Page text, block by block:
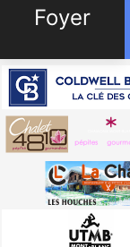
Foyer